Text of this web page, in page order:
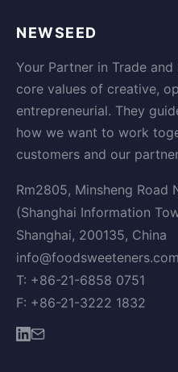
NEWSEED
Your Partner in Trade
core values of creative,
entrepreneurial. They
how we want to work
customers and our
Rm2805, Minsheng Road
(Shanghai Information
Shanghai, 200135, China
info@foodsweeteners.com
T: +86-21-6858 0751
F: +86-21-3222 1832